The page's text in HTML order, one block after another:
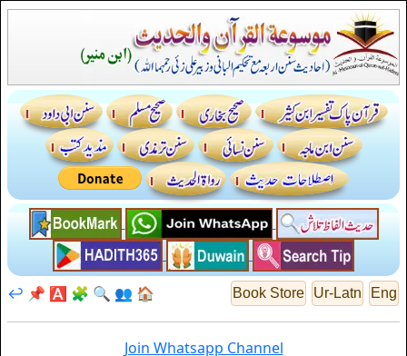
Eng
Ur-Latn
Book Store
🏠
👥
🔍
🧩
🅰️
📌
↩️
Join Whatsapp Channel